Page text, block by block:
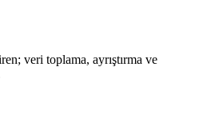
veri toplama, ayrıştırma ve